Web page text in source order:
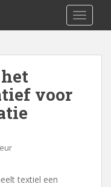
voor
textiel een